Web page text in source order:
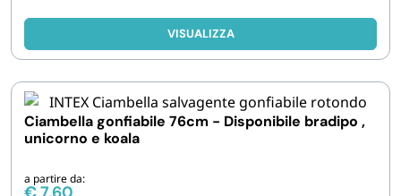
VISUALIZZA
Ciambella gonfiabile 76cm - Disponibile bradipo ,
unicorno e koala
a partire da: